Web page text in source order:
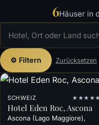
6Häuser in
⚙ Filtern Zurücksetzen
SCHWEIZ
Hotel Eden Roc, Ascona
Ascona (Lago Maggiore),